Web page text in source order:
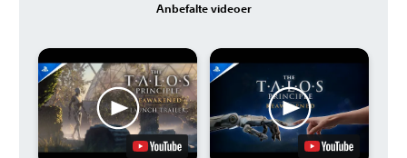
Anbefalte videoer